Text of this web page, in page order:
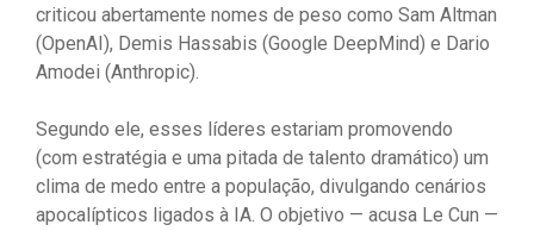
criticou abertamente nomes de peso como Sam Altman
(OpenAI), Demis Hassabis (Google DeepMind) e Dario
Amodei (Anthropic).
Segundo ele, esses líderes estariam promovendo
(com estratégia e uma pitada de talento dramático) um
clima de medo entre a população, divulgando cenários
apocalípticos ligados à IA. O objetivo — acusa Le Cun —